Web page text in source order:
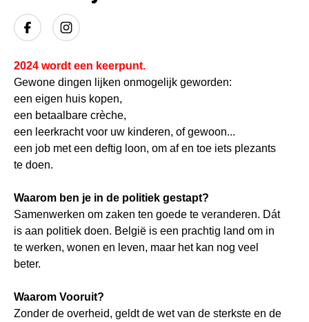
2024 wordt een keerpunt.
Gewone dingen lijken onmogelijk geworden:
een eigen huis kopen,
een betaalbare crèche,
een leerkracht voor uw kinderen, of gewoon...
een job met een deftig loon, om af en toe iets plezants
te doen.
Waarom ben je in de politiek gestapt?
Samenwerken om zaken ten goede te veranderen. Dát
is aan politiek doen. België is een prachtig land om in
te werken, wonen en leven, maar het kan nog veel
beter.
Waarom Vooruit?
Zonder de overheid, geldt de wet van de sterkste en de